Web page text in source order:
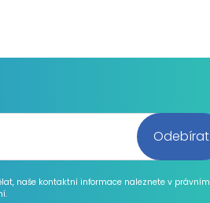
naše kontaktní informace naleznete v právním